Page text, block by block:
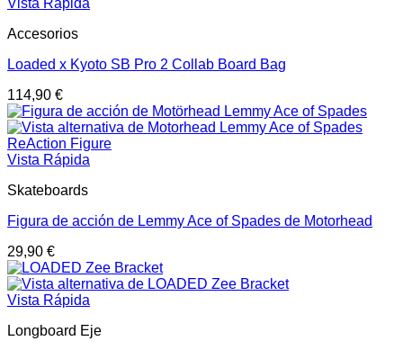
Vista Rápida
Accesorios
Loaded x Kyoto SB Pro 2 Collab Board Bag
114,90 €
Vista Rápida
Skateboards
Figura de acción de Lemmy Ace of Spades de Motorhead
29,90 €
Vista Rápida
Longboard Eje